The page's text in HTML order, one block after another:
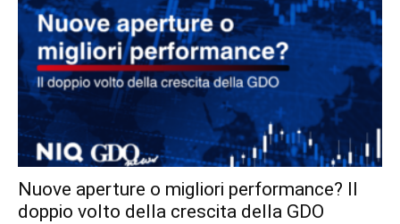
Nuove aperture o migliori performance? Il
doppio volto della crescita della GDO